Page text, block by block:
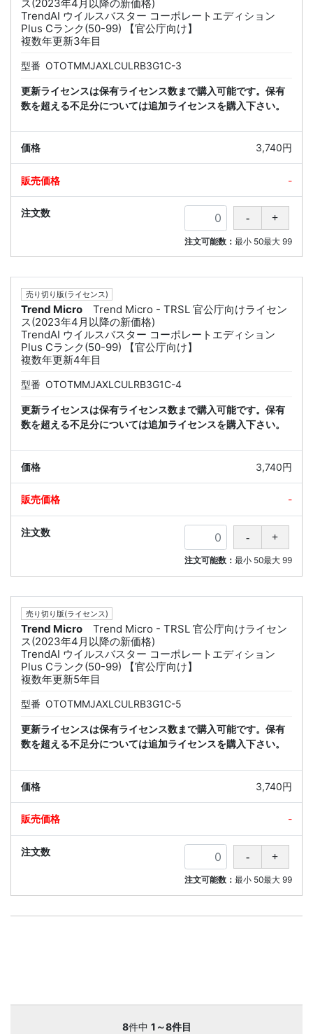
ス(2023年4月以降の新価格)
TrendAI ウイルスバスター コーポレートエディション
Plus Cランク(50-99) 【官公庁向け】
複数年更新3年目
型番 OTOTMMJAXLCULRB3G1C-3
更新ライセンスは保有ライセンス数まで購入可能です。保有
数を超える不足分については追加ライセンスを購入下さい。
3,740円
-
注文可能数： 最小 50最大 99
売り切り版(ライセンス)
Trend Micro
Trend Micro - TRSL 官公庁向けライセン
ス(2023年4月以降の新価格)
TrendAI ウイルスバスター コーポレートエディション
Plus Cランク(50-99) 【官公庁向け】
複数年更新4年目
型番 OTOTMMJAXLCULRB3G1C-4
更新ライセンスは保有ライセンス数まで購入可能です。保有
数を超える不足分については追加ライセンスを購入下さい。
3,740円
-
注文可能数： 最小 50最大 99
売り切り版(ライセンス)
Trend Micro
Trend Micro - TRSL 官公庁向けライセン
ス(2023年4月以降の新価格)
TrendAI ウイルスバスター コーポレートエディション
Plus Cランク(50-99) 【官公庁向け】
複数年更新5年目
型番 OTOTMMJAXLCULRB3G1C-5
更新ライセンスは保有ライセンス数まで購入可能です。保有
数を超える不足分については追加ライセンスを購入下さい。
3,740円
-
注文可能数： 最小 50最大 99
8件中 1～8件目